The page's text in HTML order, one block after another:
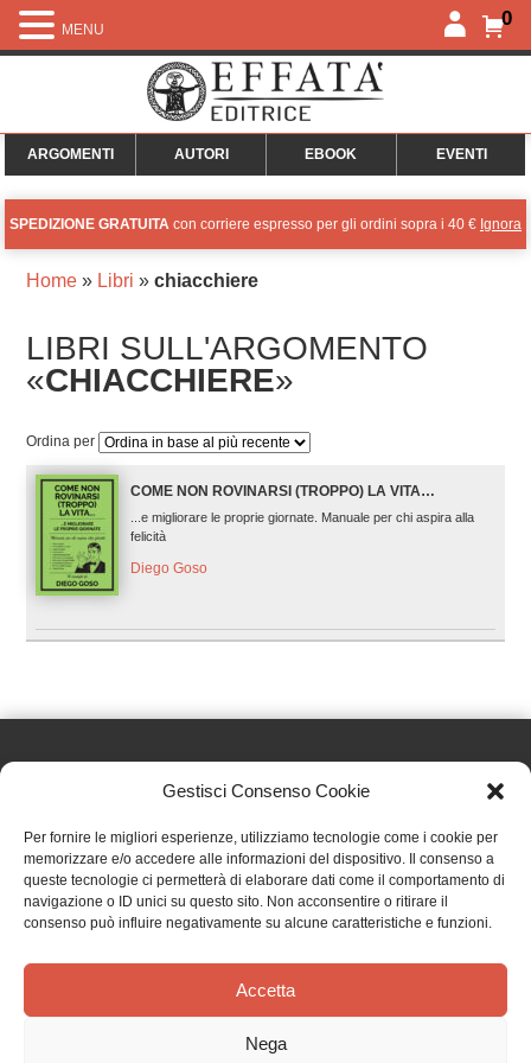
Gestisci Consenso Cookie
Per fornire le migliori esperienze, utilizziamo tecnologie come i cookie per
memorizzare e/o accedere alle informazioni del dispositivo. Il consenso a
queste tecnologie ci permetterà di elaborare dati come il comportamento di
navigazione o ID unici su questo sito. Non acconsentire o ritirare il
consenso può influire negativamente su alcune caratteristiche e funzioni.
Accetta
Nega
0
ARGOMENTI AUTORI EBOOK EVENTI
SPEDIZIONE GRATUITA con corriere espresso per gli ordini sopra i 40 € Ignora
Home» Libri » chiacchiere
LIBRI SULL'ARGOMENTO
«CHIACCHIERE»
Ordina per
COME NON ROVINARSI (TROPPO) LA VITA…
...e migliorare le proprie giornate. Manuale per chi aspira alla
felicità
Diego Goso
Effatà Editrice di Pellegrino Paolo SAS
C.F. e P.IVA 09655250018
Via Tre Denti, 1 - 10060 Cantalupa (TO)
Telefono: (+39) 0121 353452 - Fax: (+39) 0121 353839
TERMINI E CONDIZIONI
MENU